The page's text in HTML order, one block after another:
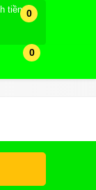
tiền 0
0